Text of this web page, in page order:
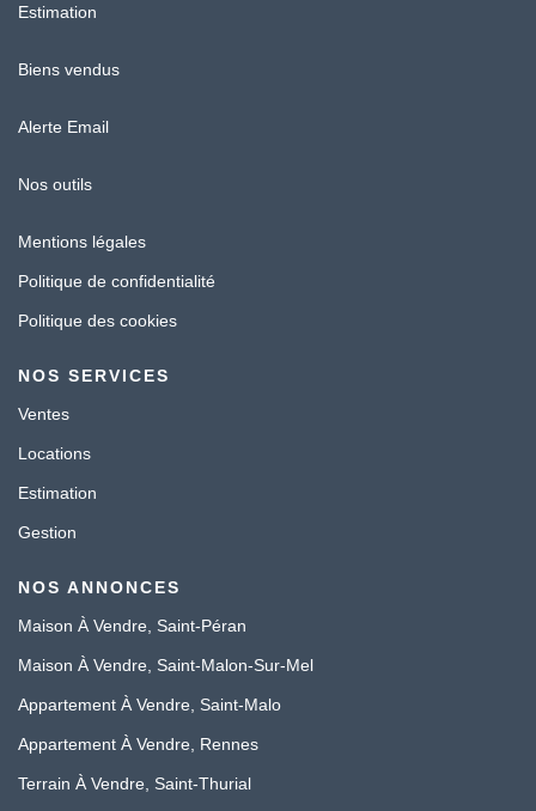
Estimation
Biens vendus
Alerte Email
Nos outils
Mentions légales
Politique de confidentialité
Politique des cookies
NOS SERVICES
Ventes
Locations
Estimation
Gestion
NOS ANNONCES
Maison À Vendre, Saint-Péran
Maison À Vendre, Saint-Malon-Sur-Mel
Appartement À Vendre, Saint-Malo
Appartement À Vendre, Rennes
Terrain À Vendre, Saint-Thurial